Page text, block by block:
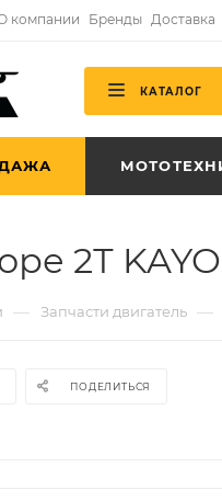
компании Бренды Доставка
КАТАЛОГ
2Т KAYO
— Запчасти двигатель —
ПОДЕЛИТЬСЯ